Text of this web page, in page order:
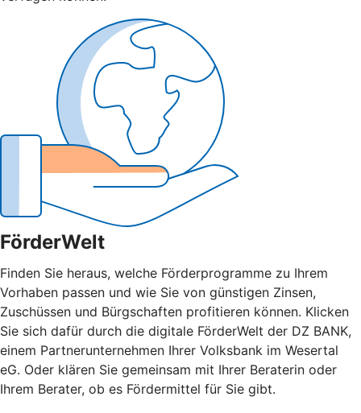
FörderWelt
Finden Sie heraus, welche Förderprogramme zu Ihrem
Vorhaben passen und wie Sie von günstigen Zinsen,
Zuschüssen und Bürgschaften profitieren können. Klicken
Sie sich dafür durch die digitale FörderWelt der DZ BANK,
einem Partnerunternehmen Ihrer Volksbank im Wesertal
eG. Oder klären Sie gemeinsam mit Ihrer Beraterin oder
Ihrem Berater, ob es Fördermittel für Sie gibt.